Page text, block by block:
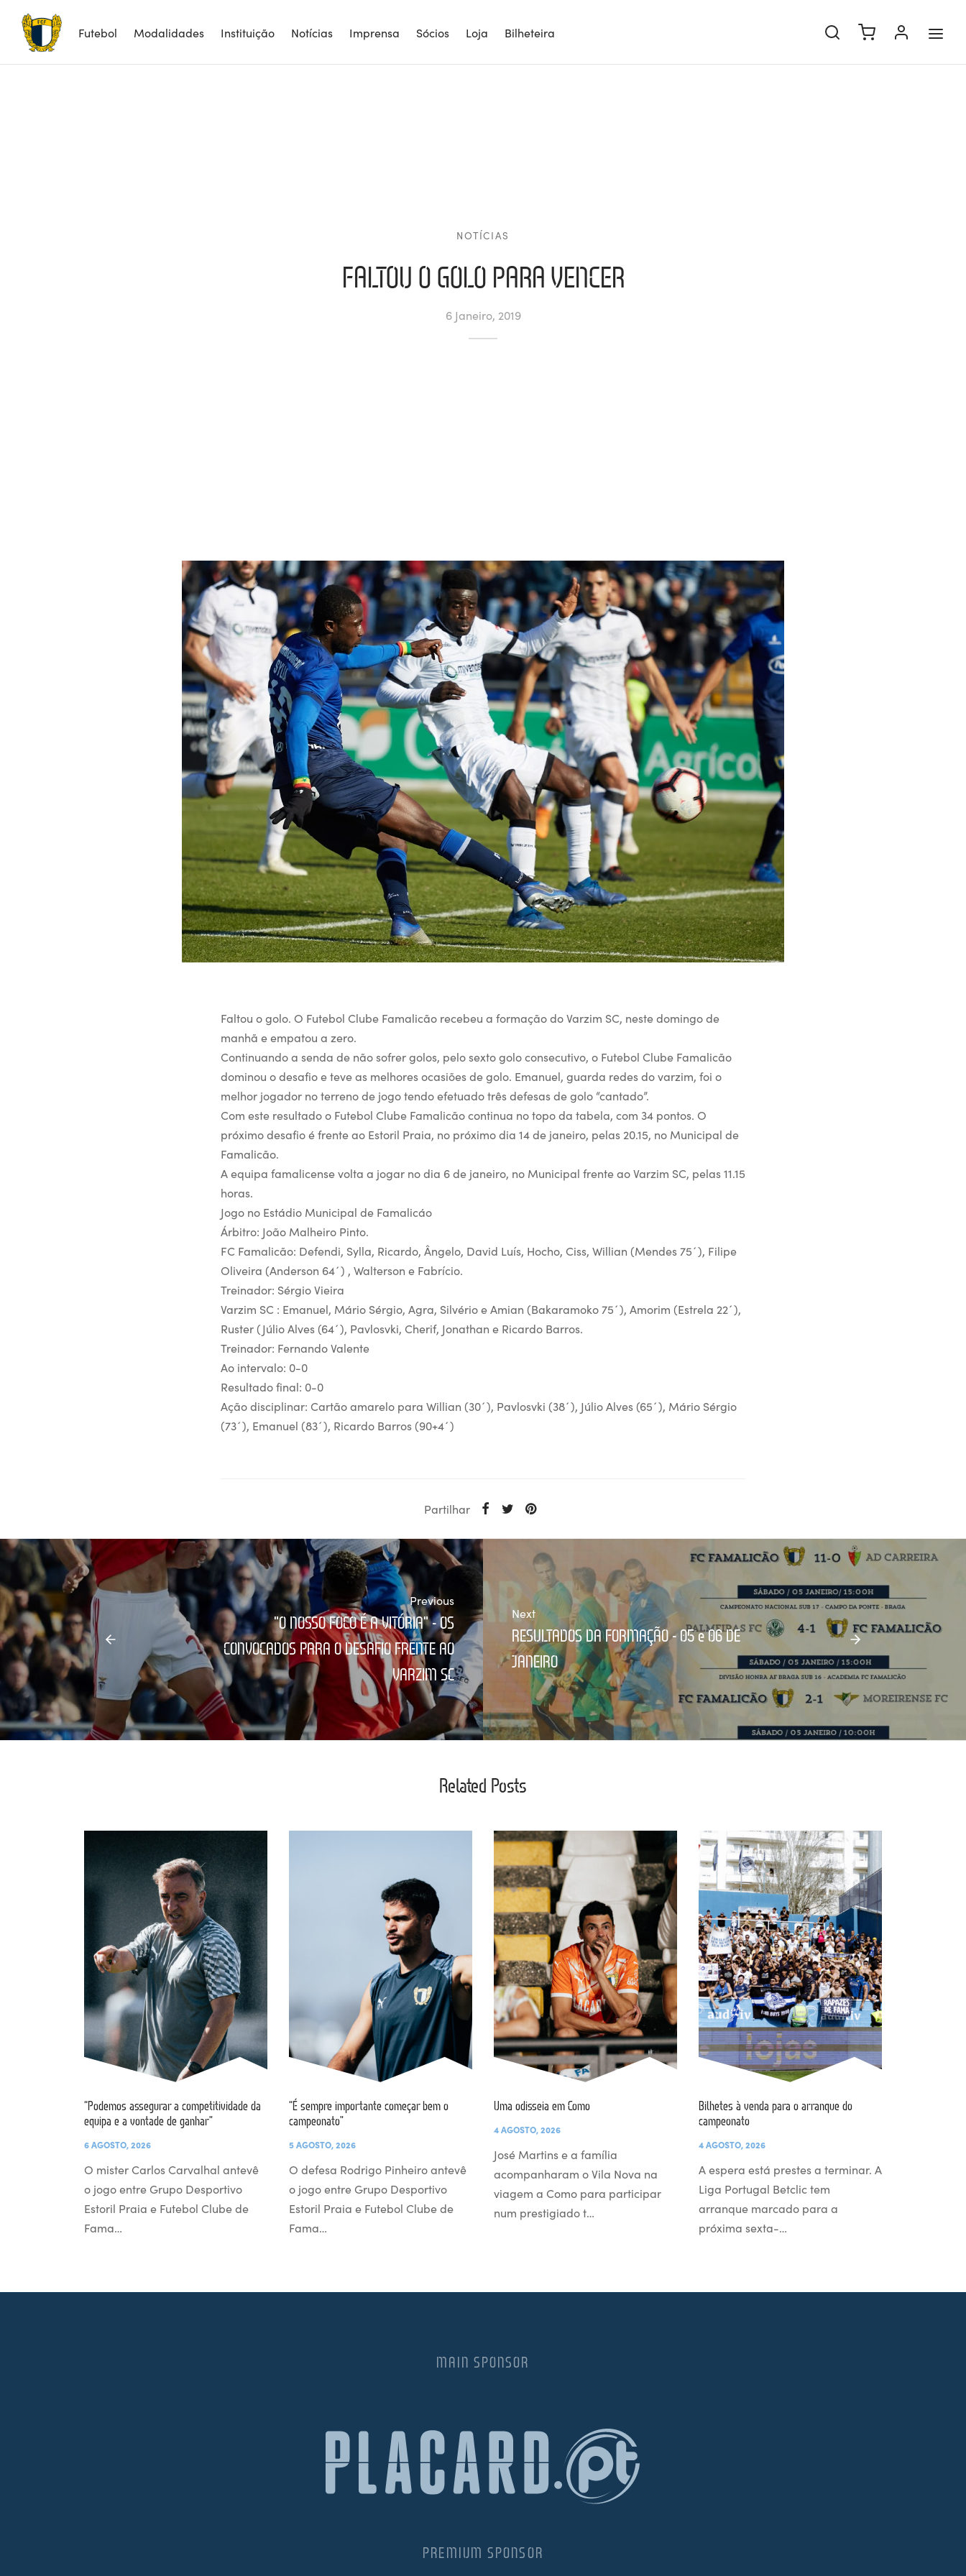
Futebol Modalidades Instituição Notícias Imprensa Sócios Loja Bilheteira
NOTÍCIAS
FALTOU O GOLO PARA VENCER
6 Janeiro, 2019
Faltou o golo. O Futebol Clube Famalicão recebeu a formação do Varzim SC, neste domingo de
manhã e empatou a zero.
Continuando a senda de não sofrer golos, pelo sexto golo consecutivo, o Futebol Clube Famalicão
dominou o desafio e teve as melhores ocasiões de golo. Emanuel, guarda redes do varzim, foi o
melhor jogador no terreno de jogo tendo efetuado três defesas de golo “cantado”.
Com este resultado o Futebol Clube Famalicão continua no topo da tabela, com 34 pontos. O
próximo desafio é frente ao Estoril Praia, no próximo dia 14 de janeiro, pelas 20.15, no Municipal de
Famalicão.
A equipa famalicense volta a jogar no dia 6 de janeiro, no Municipal frente ao Varzim SC, pelas 11.15
horas.
Jogo no Estádio Municipal de Famalicáo
Árbitro: João Malheiro Pinto.
FC Famalicão: Defendi, Sylla, Ricardo, Ângelo, David Luís, Hocho, Ciss, Willian (Mendes 75´), Filipe
Oliveira (Anderson 64´) , Walterson e Fabrício.
Treinador: Sérgio Vieira
Varzim SC : Emanuel, Mário Sérgio, Agra, Silvério e Amian (Bakaramoko 75´), Amorim (Estrela 22´),
Ruster (Júlio Alves (64´), Pavlosvki, Cherif, Jonathan e Ricardo Barros.
Treinador: Fernando Valente
Ao intervalo: 0-0
Resultado final: 0-0
Ação disciplinar: Cartão amarelo para Willian (30´), Pavlosvki (38´), Júlio Alves (65´), Mário Sérgio
(73´), Emanuel (83´), Ricardo Barros (90+4´)
Partilhar
Previous
"O NOSSO FOCO É A VITÓRIA" - OS
CONVOCADOS PARA O DESAFIO FRENTE AO
VARZIM SC
Next
RESULTADOS DA FORMAÇÃO - 05 e 06 DE
JANEIRO
Related Posts
“Podemos assegurar a competitividade da
equipa e a vontade de ganhar”
6 AGOSTO, 2026
O mister Carlos Carvalhal antevê
o jogo entre Grupo Desportivo
Estoril Praia e Futebol Clube de
Fama…
“É sempre importante começar bem o
campeonato”
5 AGOSTO, 2026
O defesa Rodrigo Pinheiro antevê
o jogo entre Grupo Desportivo
Estoril Praia e Futebol Clube de
Fama…
Uma odisseia em Como
4 AGOSTO, 2026
José Martins e a família
acompanharam o Vila Nova na
viagem a Como para participar
num prestigiado t…
Bilhetes à venda para o arranque do
campeonato
4 AGOSTO, 2026
A espera está prestes a terminar. A
Liga Portugal Betclic tem
arranque marcado para a
próxima sexta-…
MAIN SPONSOR
PREMIUM SPONSOR